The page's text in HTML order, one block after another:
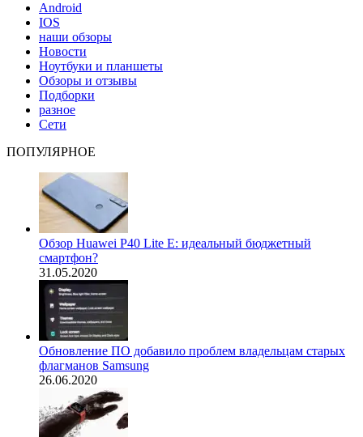
Android
IOS
наши обзоры
Новости
Ноутбуки и планшеты
Обзоры и отзывы
Подборки
разное
Сети
ПОПУЛЯРНОЕ
Обзор Huawei P40 Lite E: идеальный бюджетный
смартфон?
31.05.2020
Обновление ПО добавило проблем владельцам старых
флагманов Samsung
26.06.2020